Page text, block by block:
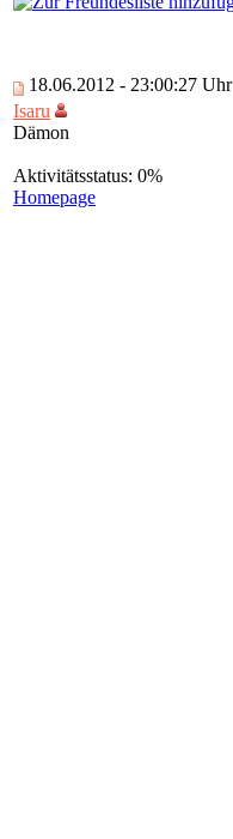
18.06.2012 - 23:00:27 Uhr
Isaru
Dämon
Aktivitätsstatus: 0%
Homepage